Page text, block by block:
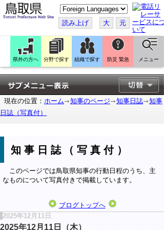
こ
の
ペ
ー
ジ
翻
訳
す
る
読み上げ 大 元
県外の方へ 分野で探す 組織で探す 防災 緊急 メニュー
現在の位置： ホーム 知事のページ 知事日誌
知事
日誌（写真付）
知事日誌（写真付）
このページでは鳥取県知事の行動日程のうち、主
なものについて写真付きで掲載しています。
ブログトップへ
2025年12月11日
2025年12月11日（木）